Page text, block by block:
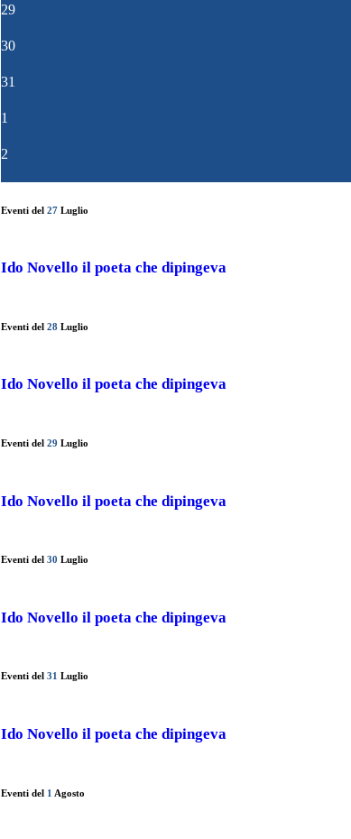
29
30
31
1
2
Eventi del 27 Luglio
Ido Novello il poeta che dipingeva
Eventi del 28 Luglio
Ido Novello il poeta che dipingeva
Eventi del 29 Luglio
Ido Novello il poeta che dipingeva
Eventi del 30 Luglio
Ido Novello il poeta che dipingeva
Eventi del 31 Luglio
Ido Novello il poeta che dipingeva
Eventi del 1 Agosto